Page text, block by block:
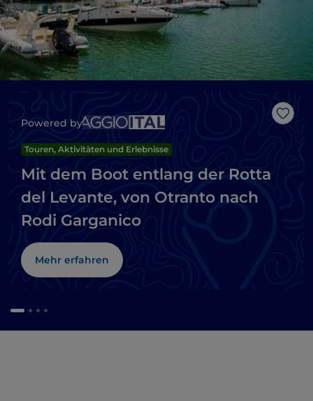
Like
Powered by
Touren, Aktivitäten und Erlebnisse
Mit dem Boot entlang der Rotta
del Levante, von Otranto nach
Rodi Garganico
Mehr erfahren